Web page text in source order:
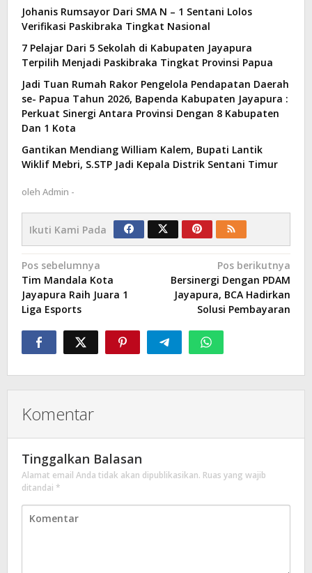
Johanis Rumsayor Dari SMA N – 1 Sentani Lolos
Verifikasi Paskibraka Tingkat Nasional
7 Pelajar Dari 5 Sekolah di Kabupaten Jayapura
Terpilih Menjadi Paskibraka Tingkat Provinsi Papua
Jadi Tuan Rumah Rakor Pengelola Pendapatan Daerah
se- Papua Tahun 2026, Bapenda Kabupaten Jayapura :
Perkuat Sinergi Antara Provinsi Dengan 8 Kabupaten
Dan 1 Kota
Gantikan Mendiang William Kalem, Bupati Lantik
Wiklif Mebri, S.STP Jadi Kepala Distrik Sentani Timur
oleh Admin -
Ikuti Kami Pada
Navigasi
pos
Pos sebelumnya
Tim Mandala Kota
Jayapura Raih Juara 1
Liga Esports
Pos berikutnya
Bersinergi Dengan PDAM
Jayapura, BCA Hadirkan
Solusi Pembayaran
Komentar
Tinggalkan Balasan
Alamat email Anda tidak akan dipublikasikan. Ruas yang wajib
ditandai *